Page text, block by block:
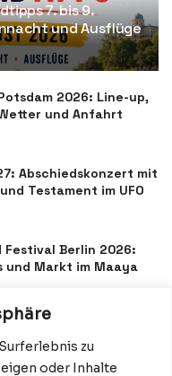
zu
oder Inhalte
7. bis 9.
und Ausflüge
2026: Line-up,
und Anfahrt
Abschiedskonzert mit
Testament im UFO
Berlin 2026:
und Markt im Maaya